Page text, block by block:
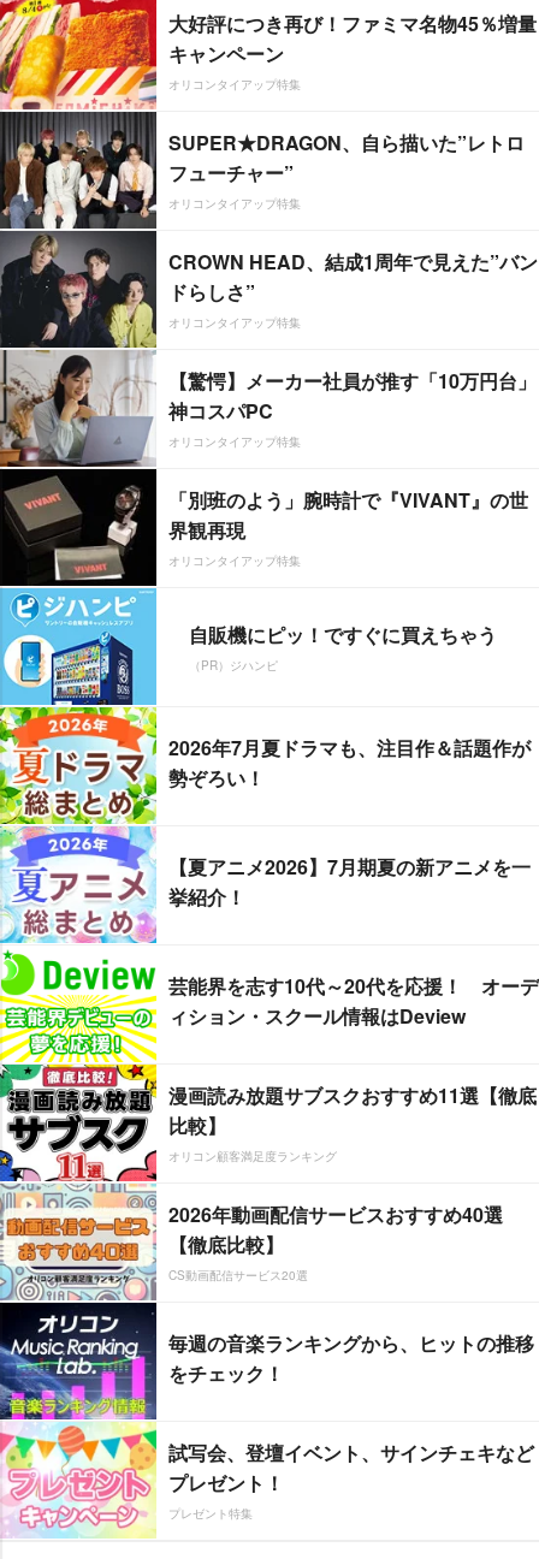
大好評につき再び！ファミマ名物45％増量
キャンペーン
オリコンタイアップ特集
SUPER★DRAGON、自ら描いた”レトロ
フューチャー”
オリコンタイアップ特集
CROWN HEAD、結成1周年で見えた”バン
ドらしさ”
オリコンタイアップ特集
【驚愕】メーカー社員が推す「10万円台」
神コスパPC
オリコンタイアップ特集
「別班のよう」腕時計で『VIVANT』の世
界観再現
オリコンタイアップ特集
自販機にピッ！ですぐに買えちゃう
（PR）ジハンピ
2026年7月夏ドラマも、注目作＆話題作が
勢ぞろい！
【夏アニメ2026】7月期夏の新アニメを一
挙紹介！
芸能界を志す10代～20代を応援！ オーデ
ィション・スクール情報はDeview
漫画読み放題サブスクおすすめ11選【徹底
比較】
オリコン顧客満足度ランキング
2026年動画配信サービスおすすめ40選
【徹底比較】
CS動画配信サービス20選
毎週の音楽ランキングから、ヒットの推移
をチェック！
試写会、登壇イベント、サインチェキなど
プレゼント！
プレゼント特集